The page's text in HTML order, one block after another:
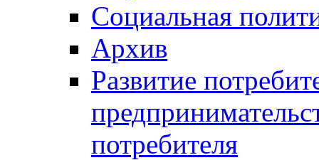
Социальная
Архив
Развитие
потребителя